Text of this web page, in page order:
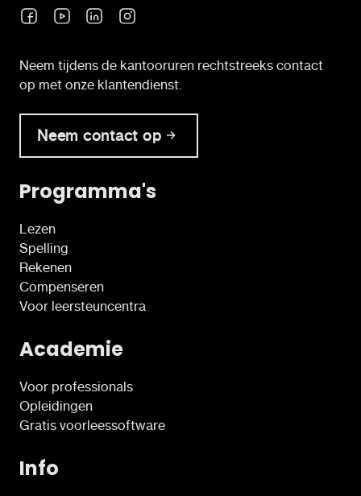
Neem tijdens de kantooruren rechtstreeks contact
op met onze klantendienst.
Neem contact op
Programma's
Lezen
Spelling
Rekenen
Compenseren
Voor leersteuncentra
Academie
Voor professionals
Opleidingen
Gratis voorleessoftware
Info